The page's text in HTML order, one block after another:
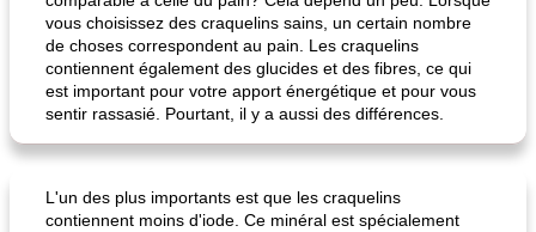
vous choisissez des craquelins sains, un certain nombre
de choses correspondent au pain. Les craquelins
contiennent également des glucides et des fibres, ce qui
est important pour votre apport énergétique et pour vous
sentir rassasié. Pourtant, il y a aussi des différences.
L'un des plus importants est que les craquelins
contiennent moins d'iode. Ce minéral est spécialement